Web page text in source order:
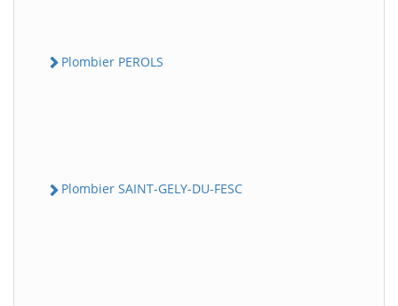
Plombier PEROLS
Plombier SAINT-GELY-DU-FESC